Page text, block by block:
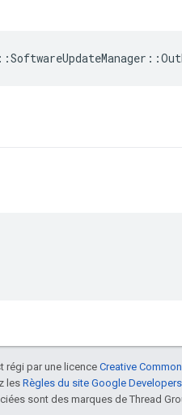
::SoftwareUpdateManager ::
régi par une licence Creative
lesRègles du site Google Developers
sont des marques de Thread